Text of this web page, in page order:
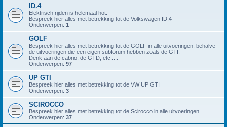
ID.4
Elektrisch rijden is helemaal hot.
Bespreek hier alles met betrekking tot de Volkswagen ID.4
Onderwerpen: 1
GOLF
Bespreek hier alles met betrekking tot de GOLF in alle uitvoeringen, behalve
de uitvoeringen die een eigen subforum hebben zoals de GTI.
Denk aan de cabrio, de GTD, etc.....
Onderwerpen: 97
UP GTI
Bespreek hier alles met betrekking tot de VW UP GTI
Onderwerpen: 3
SCIROCCO
Bespreek hier alles met betrekking tot de Scirocco in alle uitvoeringen.
Onderwerpen: 37